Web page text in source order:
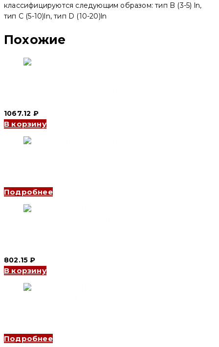
классифицируются следующим образом: тип B (3-5) ln,
тип C (5-10)ln, тип D (10-20)ln
Похожие
1067.12 ₽
В корзину
Подробнее
802.15₽
В корзину
Подробнее